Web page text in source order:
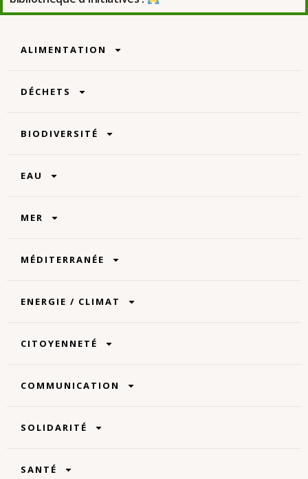
ALIMENTATION
DÉCHETS
BIODIVERSITÉ
EAU
MER
MÉDITERRANÉE
ENERGIE / CLIMAT
CITOYENNETÉ
COMMUNICATION
SOLIDARITÉ
SANTÉ